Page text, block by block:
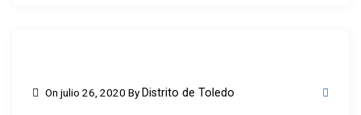
On julio 26, 2020 By Distrito de Toledo